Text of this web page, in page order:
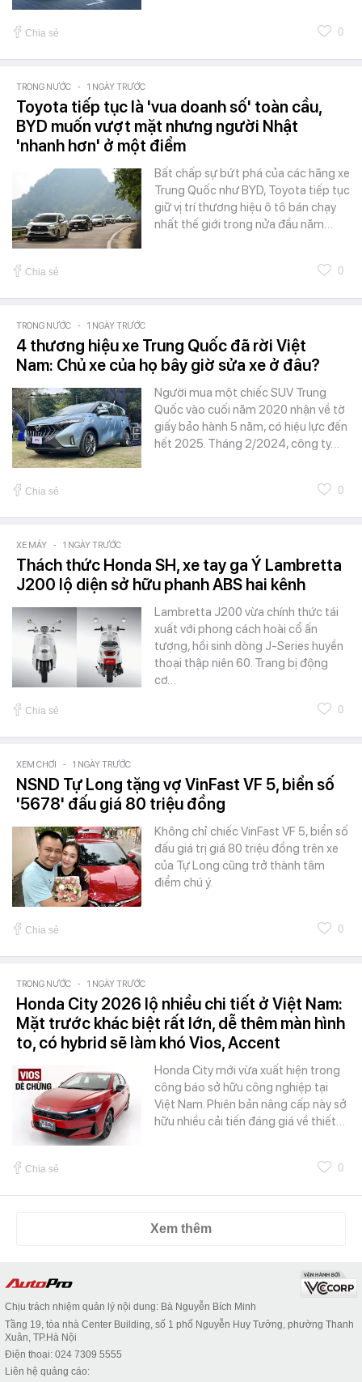
Chia sẻ 0
TRONG NƯỚC - 1 NGÀY TRƯỚC
Toyota tiếp tục là 'vua doanh số' toàn cầu,
BYD muốn vượt mặt nhưng người Nhật
'nhanh hơn' ở một điểm
Bất chấp sự bứt phá của các hãng xe
Trung Quốc như BYD, Toyota tiếp tục
giữ vị trí thương hiệu ô tô bán chạy
nhất thế giới trong nửa đầu năm…
Chia sẻ 0
TRONG NƯỚC - 1 NGÀY TRƯỚC
4 thương hiệu xe Trung Quốc đã rời Việt
Nam: Chủ xe của họ bây giờ sửa xe ở đâu?
Người mua một chiếc SUV Trung
Quốc vào cuối năm 2020 nhận về tờ
giấy bảo hành 5 năm, có hiệu lực đến
hết 2025. Tháng 2/2024, công ty…
Chia sẻ 0
XE MÁY - 1 NGÀY TRƯỚC
Thách thức Honda SH, xe tay ga Ý Lambretta
J200 lộ diện sở hữu phanh ABS hai kênh
Lambretta J200 vừa chính thức tái
xuất với phong cách hoài cổ ấn
tượng, hồi sinh dòng J-Series huyền
thoại thập niên 60. Trang bị động
cơ…
Chia sẻ 0
XEM CHƠI - 1 NGÀY TRƯỚC
NSND Tự Long tặng vợ VinFast VF 5, biển số
'5678' đấu giá 80 triệu đồng
Không chỉ chiếc VinFast VF 5, biển số
đấu giá trị giá 80 triệu đồng trên xe
của Tự Long cũng trở thành tâm
điểm chú ý.
Chia sẻ 0
TRONG NƯỚC - 1 NGÀY TRƯỚC
Honda City 2026 lộ nhiều chi tiết ở Việt Nam:
Mặt trước khác biệt rất lớn, dễ thêm màn hình
to, có hybrid sẽ làm khó Vios, Accent
Honda City mới vừa xuất hiện trong
công báo sở hữu công nghiệp tại
Việt Nam. Phiên bản nâng cấp này sở
hữu nhiều cải tiến đáng giá về thiết…
Chia sẻ 0
Xem thêm
Chịu trách nhiệm quản lý nội dung: Bà Nguyễn Bích Minh
Tầng 19, tòa nhà Center Building, số 1 phố Nguyễn Huy Tưởng, phường Thanh
Xuân, TP.Hà Nội
Điện thoại: 024 7309 5555
Liên hệ quảng cáo: